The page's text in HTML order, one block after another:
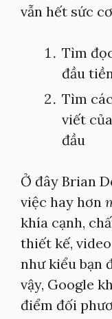
vẫn hết sức
Tìm
đầu tiền
Tìm
viết
đầu
Ở đây Brian
việc hay hơn
khía cạnh,
thiết kế,
như kiểu bạn
vậy, Google
điểm đối